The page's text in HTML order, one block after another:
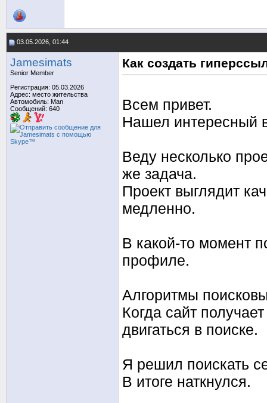
03.05.2026, 01:44
Jamesimats
Senior Member
Регистрация: 05.03.2026
Адрес: место жительства
Автомобиль: Man
Сообщений: 640
Как создать
Всем привет.
Нашел интересный
Веду несколько
же задача.
Проект выглядит
медленно.
В какой-то момент
профиле.
Алгоритмы
Когда сайт
двигаться в поиске.
Я решил поискать
В итоге наткнулся.